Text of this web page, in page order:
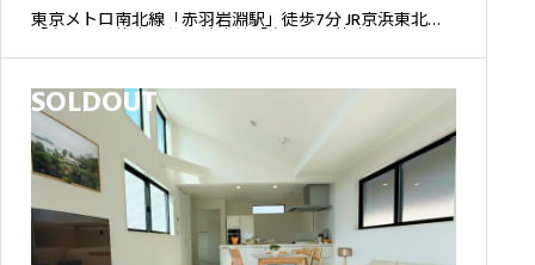
東京メトロ南北線「赤羽岩淵駅」徒歩7分 JR京浜東北線
SOLDOUT